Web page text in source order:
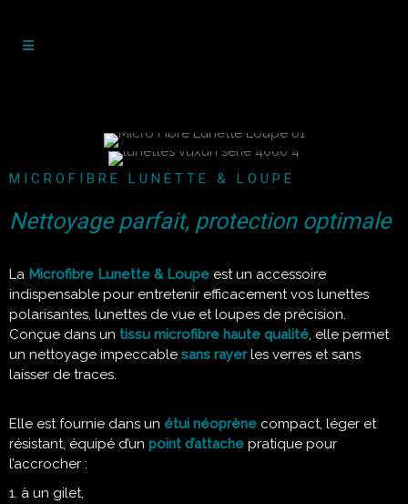
MICROFIBRE LUNETTE & LOUPE
Nettoyage parfait, protection optimale
La Microfibre Lunette & Loupe est un accessoire
indispensable pour entretenir efficacement vos lunettes
polarisantes, lunettes de vue et loupes de précision.
Conçue dans un tissu microfibre haute qualité, elle permet
un nettoyage impeccable sans rayerles verres et sans
laisser de traces.
Elle est fournie dans un étui néoprène compact, léger et
résistant, équipé d’un point d’attache pratique pour
l’accrocher :
à un gilet,